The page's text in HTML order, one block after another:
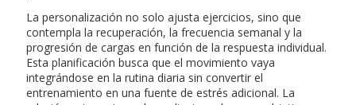
La personalización no solo ajusta ejercicios, sino que
contempla la recuperación, la frecuencia semanal y la
progresión de cargas en función de la respuesta individual.
Esta planificación busca que el movimiento vaya
integrándose en la rutina diaria sin convertir el
entrenamiento en una fuente de estrés adicional. La